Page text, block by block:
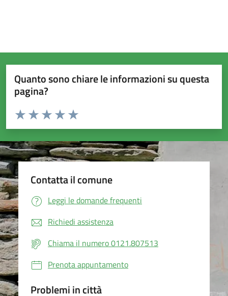
Quanto sono chiare le informazioni su questa
pagina?
Valuta da 1 a 5 stelle la pagina
Valuta 5 stelle su 5
Valuta 4 stelle su 5
Valuta 3 stelle su 5
Valuta 2 stelle su 5
Valuta 1 stelle su 5
Contatta il comune
Leggi le domande frequenti
Richiedi assistenza
Chiama il numero 0121.807513
Prenota appuntamento
Problemi in città